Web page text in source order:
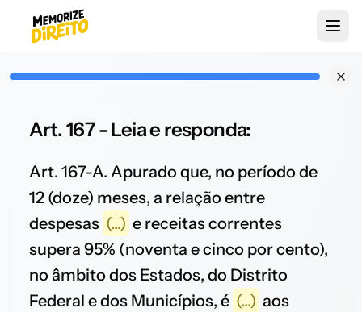
Art. 167 - Leia e responda:
Art. 167-A. Apurado que, no período de
12 (doze) meses, a relação entre
despesas (...) e receitas correntes
supera 95% (noventa e cinco por cento),
no âmbito dos Estados, do Distrito
Federal e dos Municípios, é (...) aos